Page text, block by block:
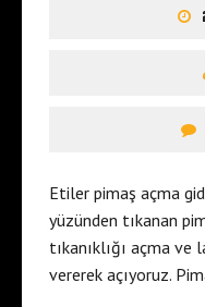
Etiler pimaş açma
yüzünden tıkanan
tıkanıklığı açma
vererek açıyoruz.